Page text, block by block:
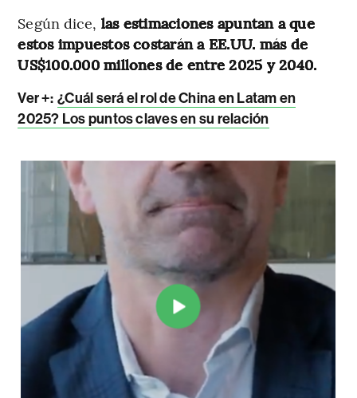
Según dice, las estimaciones apuntan a que
estos impuestos costarán a EE.UU. más de
US$100.000 millones de entre 2025 y 2040.
Ver +: ¿Cuál será el rol de China en Latam en
2025? Los puntos claves en su relación